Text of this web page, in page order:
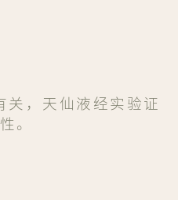
关，天仙液经实验证
。